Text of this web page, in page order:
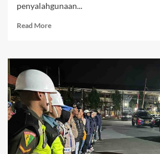
penyalahgunaan...
Read MoreRead
Sisir
Tempat
Hiburan
Malam,
Operasi
Antik
Salawaku
2026
Catat